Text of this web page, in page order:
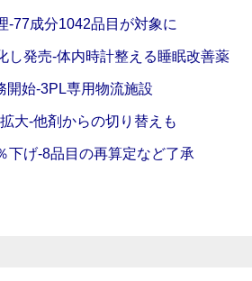
‐77成分1042品目が対象に
し発売‐体内時計整える睡眠改善薬
開始‐3PL専用物流施設
大‐他剤からの切り替えも
下げ‐8品目の再算定など了承